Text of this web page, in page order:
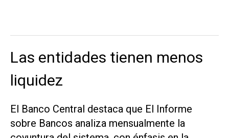
Las entidades tienen menos
liquidez
El Banco Central destaca que El Informe
sobre Bancos analiza mensualmente la